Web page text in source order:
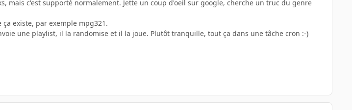
mais c'est supporté normalement. Jette un coup d'oeil sur google, cherche un truc du genre
existe, par exemple mpg321.
une playlist, il la randomise et il la joue. Plutôt tranquille, tout ça dans une tâche cron :-)